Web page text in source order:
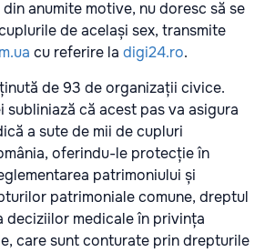
anumite motive, nu doresc să se
de același sex, transmite
cu referire la digi24.ro.
de 93 de organizații civice.
subliniază că acest pas va asigura
a sute de mii de cupluri
oferindu-le protecție în
patrimoniului și
patrimoniale comune, dreptul
deciziilor medicale în privința
care sunt conturate prin drepturile